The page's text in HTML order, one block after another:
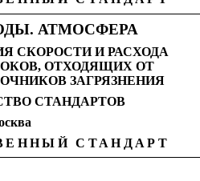
АТМОСФЕРА
СКОРОСТИ И РАСХОДА
ОТХОДЯЩИХ ОТ
ЗАГРЯЗНЕНИЯ
СТАНДАРТОВ
СТАНДАРТ